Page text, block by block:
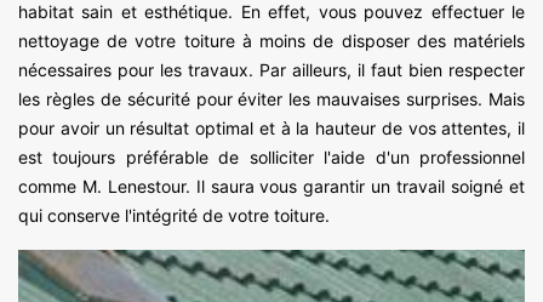
habitat sain et esthétique. En effet, vous pouvez effectuer le
nettoyage de votre toiture à moins de disposer des matériels
nécessaires pour les travaux. Par ailleurs, il faut bien respecter
les règles de sécurité pour éviter les mauvaises surprises. Mais
pour avoir un résultat optimal et à la hauteur de vos attentes, il
est toujours préférable de solliciter l'aide d'un professionnel
comme M. Lenestour. Il saura vous garantir un travail soigné et
qui conserve l'intégrité de votre toiture.